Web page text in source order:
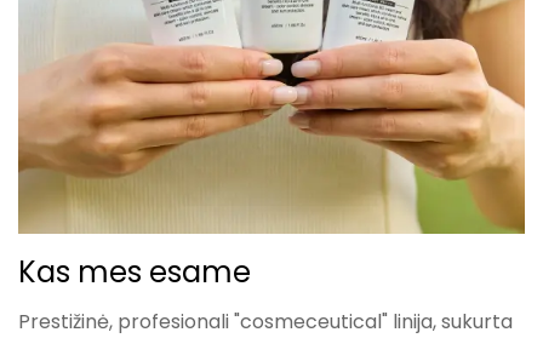
Kas mes esame
Prestižinė, profesionali "cosmeceutical" linija, sukurta